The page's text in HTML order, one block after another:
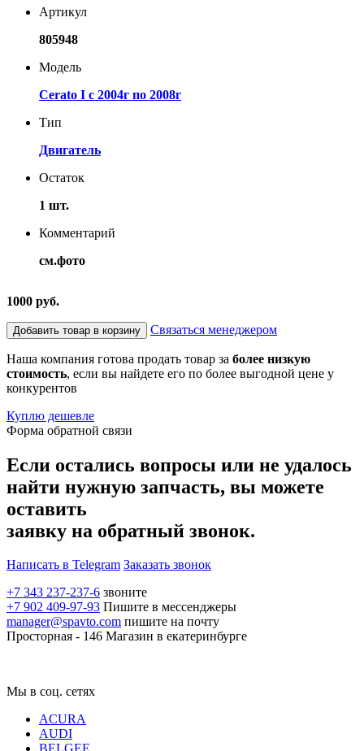
Артикул
805948
Модель
Cerato I с 2004г по 2008г
Тип
Двигатель
Остаток
1 шт.
Комментарий
см.фото
1000 руб.
Добавить товар в корзину Связаться менеджером
Наша компания готова продать товар за более низкую
стоимость, если вы найдете его по более выгодной цене у
конкурентов
Куплю дешевле
Форма обратной связи
Если остались вопросы или не удалось
найти нужную запчасть, вы можете
оставить
заявку на обратный звонок.
Написать в Telegram Заказать звонок
+7 343 237-237-6 звоните
+7 902 409-97-93 Пишите в мессенджеры
manager@spavto.com пишите на почту
Просторная - 146 Магазин в екатеринбурге
Мы в соц. сетях
ACURA
AUDI